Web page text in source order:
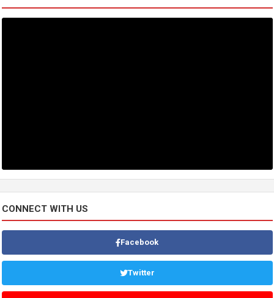
CONNECT WITH US
Facebook
Twitter